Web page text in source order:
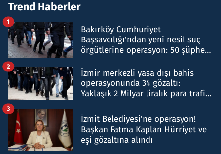
Trend Haberler
Bakırköy Cumhuriyet
Başsavcılığı'ndan yeni nesil suç
örgütlerine operasyon: 50 şüpheli
1
İzmir merkezli yasa dışı bahis
operasyonunda 34 gözaltı:
Yaklaşık 2 Milyar liralık para trafiği
2
İzmit Belediyesi'ne operasyon!
Başkan Fatma Kaplan Hürriyet ve
eşi gözaltına alındı
3